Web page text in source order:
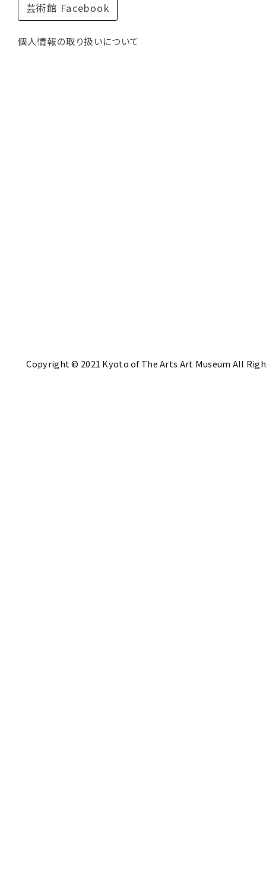
芸術館 Facebook
個人情報の取り扱いについて
Copyright © 2021 Kyoto of The Arts Art Museum All